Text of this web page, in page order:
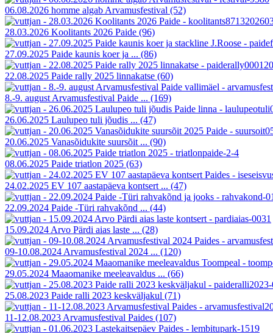
06.08.2026 homme algab Arvamusfestival (52)
28.03.2026 Koolitants 2026 Paide (96)
27.09.2025 Paide kaunis koer ja ... (86)
22.08.2025 Paide rally 2025 linnakatse (60)
8.-9. august Arvamusfestival Paide ... (169)
26.06.2025 Laulupeo tuli jõudis ... (47)
20.06.2025 Vanasõidukite suursõit ... (90)
08.06.2025 Paide triatlon 2025 (63)
24.02.2025 EV 107 aastapäeva kontsert ... (47)
22.09.2024 Paide -Türi rahvakõnd ... (44)
15.09.2024 Arvo Pärdi aias laste ... (28)
09-10.08.2024 Arvamusfestival 2024 ... (120)
29.05.2024 Maaomanike meeleavaldus ... (66)
25.08.2023 Paide ralli 2023 keskväljakul (71)
11-12.08.2023 Arvamusfestival Paides (107)